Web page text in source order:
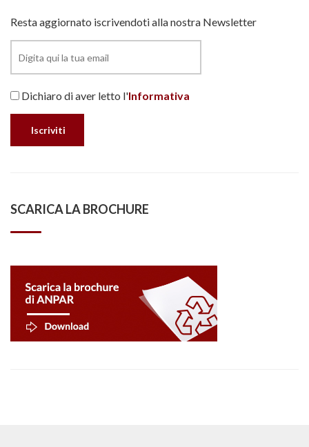
Resta aggiornato iscrivendoti alla nostra Newsletter
Dichiaro di aver letto l'Informativa
SCARICA LA BROCHURE